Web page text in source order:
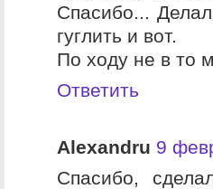
Спасибо...
гуглить и вот.
По ходу не в то
Ответить
Alexandru 9
Спасибо,